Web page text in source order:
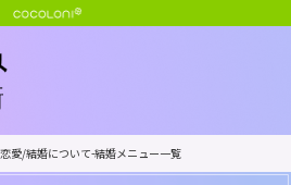
恋愛/結婚について-結婚メニュー一覧